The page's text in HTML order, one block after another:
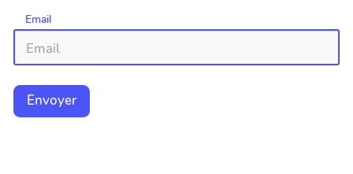
Email
Envoyer